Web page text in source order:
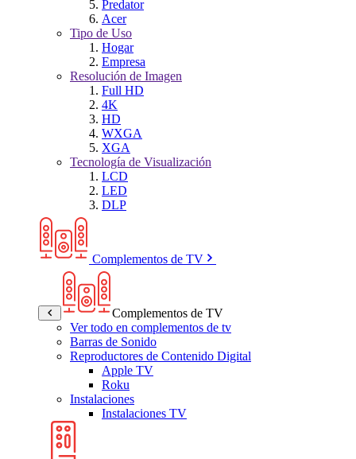
Predator
Acer
Tipo de Uso
Hogar
Empresa
Resolución de Imagen
Full HD
4K
HD
WXGA
XGA
Tecnología de Visualización
LCD
LED
DLP
Complementos de TV
Complementos de TV
Ver todo en complementos de tv
Barras de Sonido
Reproductores de Contenido Digital
Apple TV
Roku
Instalaciones
Instalaciones TV